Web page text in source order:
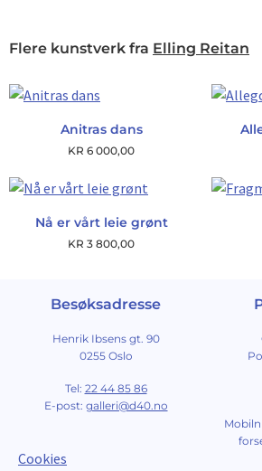
Flere kunstverk fra Elling Reitan
Anitras dans
KR 6 000,00
Nå er vårt leie grønt
KR 3 800,00
Besøksadresse
Henrik Ibsens gt. 90
0255 Oslo
Tel: 22 44 85 86
E-post: galleri@d40.no
Cookies